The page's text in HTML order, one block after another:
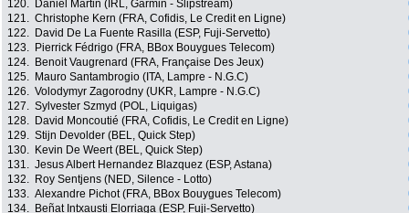
120.
Daniel Martin (IRL, Garmin - Slipstream)
121. Christophe Kern (FRA, Cofidis, Le Credit en Ligne)
122.
David De La Fuente Rasilla (ESP, Fuji-Servetto)
123.
Pierrick Fédrigo (FRA, BBox Bouygues Telecom)
124.
Benoit Vaugrenard (FRA, Française Des Jeux)
125.
Mauro Santambrogio (ITA, Lampre - N.G.C)
126. Volodymyr Zagorodny (UKR, Lampre - N.G.C)
127. Sylvester Szmyd (POL, Liquigas)
128.
David Moncoutié (FRA, Cofidis, Le Credit en Ligne)
129. Stijn Devolder (BEL, Quick Step)
130.
Kevin De Weert (BEL, Quick Step)
131. Jesus Albert Hernandez Blazquez (ESP, Astana)
132.
Roy Sentjens (NED, Silence - Lotto)
133. Alexandre Pichot (FRA, BBox Bouygues Telecom)
134.
Beñat Intxausti Elorriaga (ESP, Fuji-Servetto)